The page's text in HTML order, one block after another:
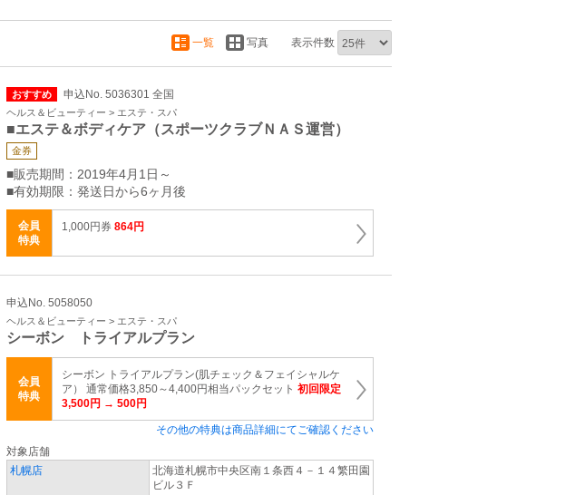
一覧 写真 表示件数
おすすめ 申込No. 5036301 全国
ヘルス＆ビューティー > エステ・スパ
■エステ＆ボディケア（スポーツクラブＮＡＳ運営）
金券
■販売期間：2019年4月1日～
■有効期限：発送日から6ヶ月後
会員
特典
1,000円券 864円
申込No. 5058050
ヘルス＆ビューティー > エステ・スパ
シーボン トライアルプラン
会員
特典
シーボン トライアルプラン(肌チェック＆フェイシャルケ
ア） 通常価格3,850～4,400円相当パックセット 初回限定
3,500円 → 500円
その他の特典は商品詳細にてご確認ください
対象店舗
札幌店
北海道札幌市中央区南１条西４－１４繁田園
ビル３Ｆ